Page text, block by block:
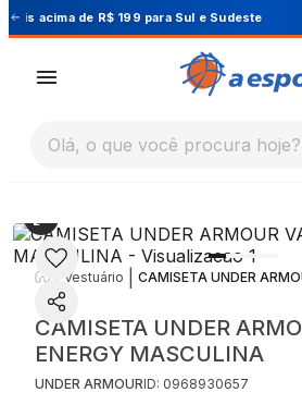
Cupom PRIMEIRA10
Olá, o que você procura hoje?
Vestuário
CAMISETA UNDER
ENERGY MASCULINA
UNDER ARMOURID: 0968930657